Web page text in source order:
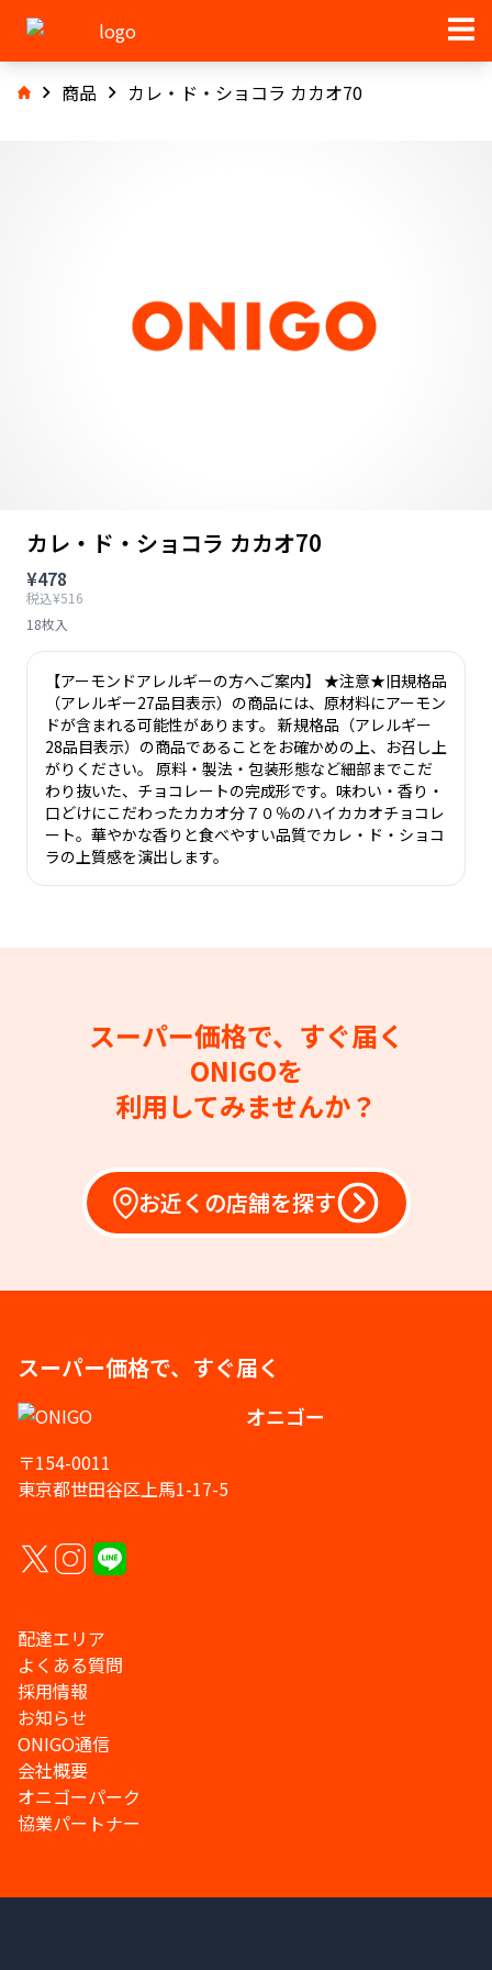
商品 カレ・ド・ショコラ カカオ70
カレ・ド・ショコラ カカオ70
¥478
税込¥516
18枚入
【アーモンドアレルギーの方へご案内】 ★注意★旧規格品
（アレルギー27品目表示）の商品には、原材料にアーモン
ドが含まれる可能性があります。 新規格品（アレルギー
28品目表示）の商品であることをお確かめの上、お召し上
がりください。 原料・製法・包装形態など細部までこだ
わり抜いた、チョコレートの完成形です。味わい・香り・
口どけにこだわったカカオ分７０％のハイカカオチョコレ
ート。華やかな香りと食べやすい品質でカレ・ド・ショコ
ラの上質感を演出します。
スーパー価格で、すぐ届く
ONIGOを
利用してみませんか？
お近くの店舗を探す
スーパー価格で、すぐ届く
オニゴー
〒154-0011
東京都世田谷区上馬1-17-5
配達エリア
よくある質問
採用情報
お知らせ
ONIGO通信
会社概要
オニゴーパーク
協業パートナー